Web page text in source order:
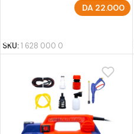
DA22.000
SKU:1 628 000 0